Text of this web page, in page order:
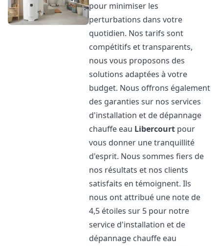
pour minimiser les
perturbations dans votre
quotidien. Nos tarifs sont
compétitifs et transparents,
nous vous proposons des
solutions adaptées à votre
budget. Nous offrons également
des garanties sur nos services
d'installation et de dépannage
chauffe eau Libercourt pour
vous donner une tranquillité
d'esprit. Nous sommes fiers de
nos résultats et nos clients
satisfaits en témoignent. Ils
nous ont attribué une note de
4,5 étoiles sur 5 pour notre
service d'installation et de
dépannage chauffe eau